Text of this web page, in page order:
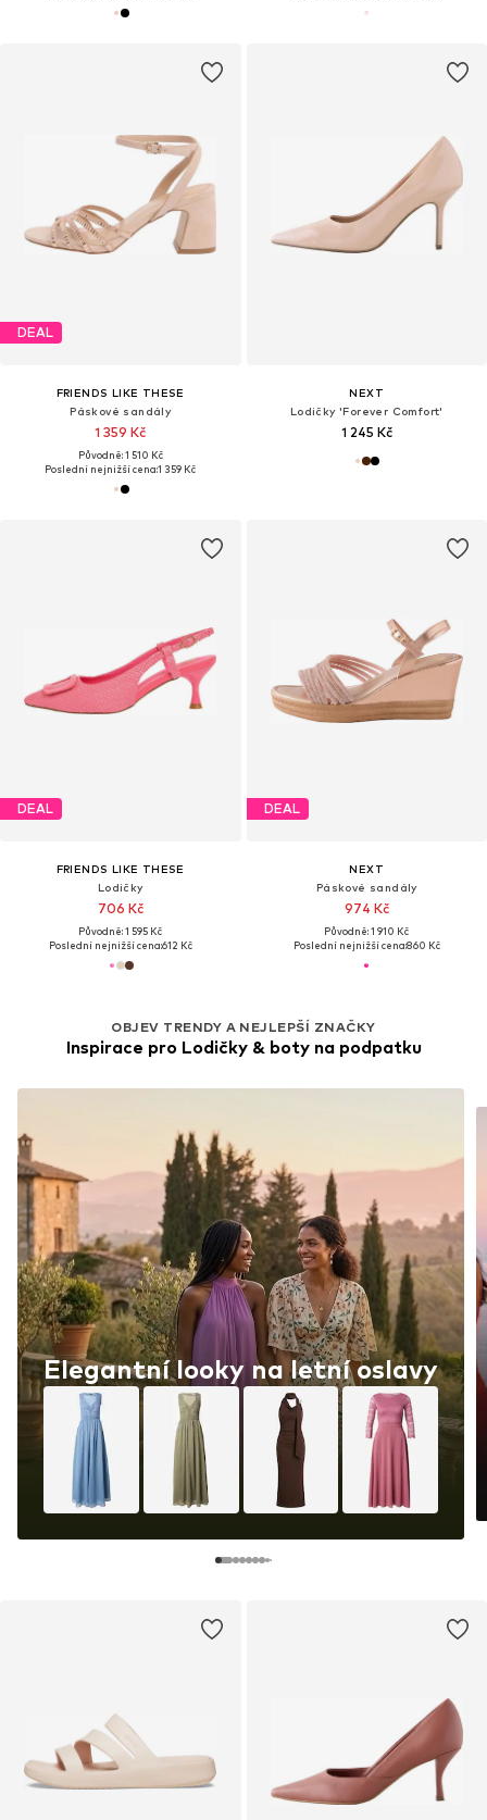
DEAL
FRIENDS LIKE THESE
Páskové sandály
1 359 Kč
Původně: 1 510 Kč
Poslední nejnižší cena:1 359 Kč
NEXT
Lodičky 'Forever Comfort'
1 245 Kč
DEAL
FRIENDS LIKE THESE
Lodičky
706 Kč
Původně: 1 595 Kč
Poslední nejnižší cena:612 Kč
DEAL
NEXT
Páskové sandály
974 Kč
Původně: 1 910 Kč
Poslední nejnižší cena:860 Kč
OBJEV TRENDY A NEJLEPŠÍ ZNAČKY
Inspirace pro Lodičky & boty na podpatku
Elegantní looky na letní oslavy